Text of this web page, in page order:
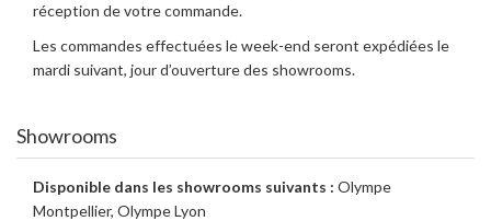
réception de votre commande.
Les commandes effectuées le week-end seront expédiées le
mardi suivant, jour d’ouverture des showrooms.
Showrooms
Disponible dans les showrooms suivants : Olympe
Montpellier, Olympe Lyon